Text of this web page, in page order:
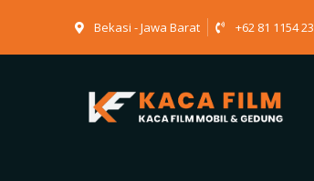
Bekasi - Jawa Barat +62 81 1154